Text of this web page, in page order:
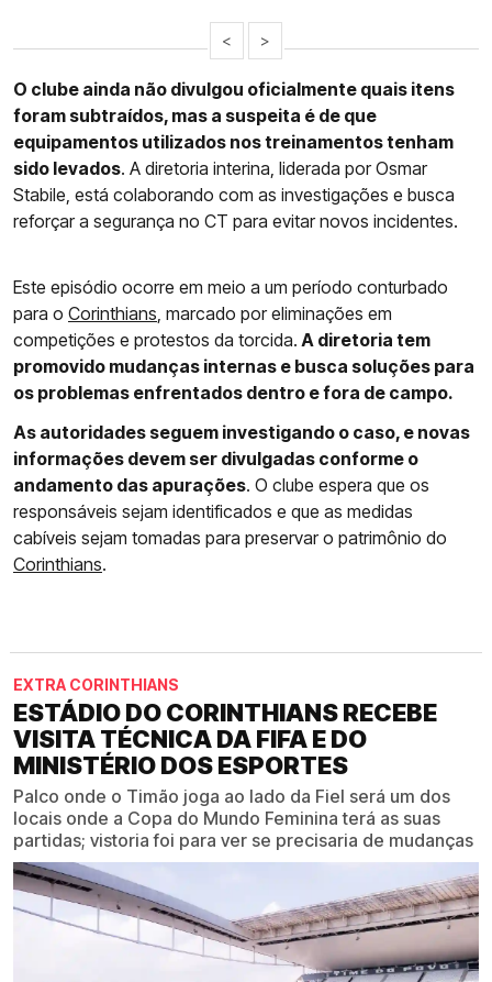
< >
O clube ainda não divulgou oficialmente quais itens
foram subtraídos, mas a suspeita é de que
equipamentos utilizados nos treinamentos tenham
sido levados. A diretoria interina, liderada por Osmar
Stabile, está colaborando com as investigações e busca
reforçar a segurança no CT para evitar novos incidentes.
Este episódio ocorre em meio a um período conturbado
para o Corinthians, marcado por eliminações em
competições e protestos da torcida. A diretoria tem
promovido mudanças internas e busca soluções para
os problemas enfrentados dentro e fora de campo.
As autoridades seguem investigando o caso, e novas
informações devem ser divulgadas conforme o
andamento das apurações. O clube espera que os
responsáveis sejam identificados e que as medidas
cabíveis sejam tomadas para preservar o patrimônio do
Corinthians.
EXTRA CORINTHIANS
ESTÁDIO DO CORINTHIANS RECEBE
VISITA TÉCNICA DA FIFA E DO
MINISTÉRIO DOS ESPORTES
Palco onde o Timão joga ao lado da Fiel será um dos
locais onde a Copa do Mundo Feminina terá as suas
partidas; vistoria foi para ver se precisaria de mudanças